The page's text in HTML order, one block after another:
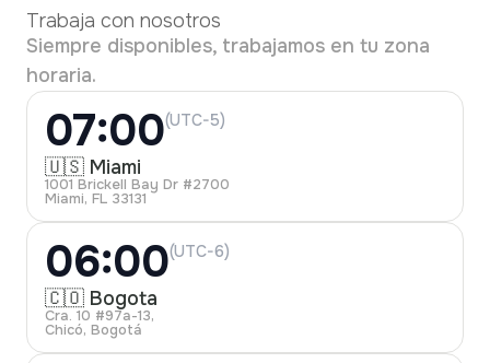
Trabaja con nosotros
Siempre disponibles, trabajamos en tu zona
horaria.
07:00(UTC-5)
🇺🇸 Miami
1001 Brickell Bay Dr #2700
Miami, FL 33131
06:00(UTC-6)
🇨🇴 Bogota
Cra. 10 #97a-13,
Chicó, Bogotá